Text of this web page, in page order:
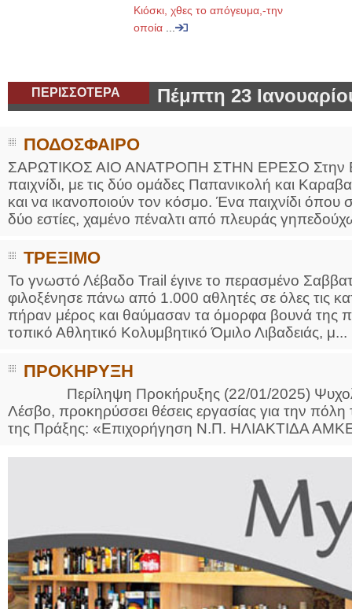
Κιόσκι, χθες το απόγευμα,-την
οποία
ΠΕΡΙΣΣΟΤΕΡΑ Πέμπτη 23
ΠΟΔΟΣΦΑΙΡΟ
ΣΑΡΩΤΙΚΟΣ ΑΙΟ ΑΝΑΤΡΟΠΗ ΣΤΗΝ ΕΡΕΣΟ Στην
παιχνίδι, με τις δύο ομάδες Παπανικολή και
και να ικανοποιούν τον κόσμο. Ένα παιχνίδι
δύο εστίες, χαμένο πέναλτι από πλευράς
ΤΡΕΞΙΜΟ
Το γνωστό Λέβαδο Trail έγινε το περασμένο
φιλοξένησε πάνω από 1.000 αθλητές σε όλες τις
πήραν μέρος και θαύμασαν τα όμορφα βουνά της
τοπικό Αθλητικό Κολυμβητικό Όμιλο Λιβαδειάς, μ...
ΠΡΟΚΗΡΥΞΗ
Περίληψη Προκήρυξης (22/01/2025)
Λέσβο, προκηρύσσει θέσεις εργασίας για την
της Πράξης: «Επιχορήγηση Ν.Π. ΗΛΙΑΚΤΙΔΑ ΑΜΚΕ